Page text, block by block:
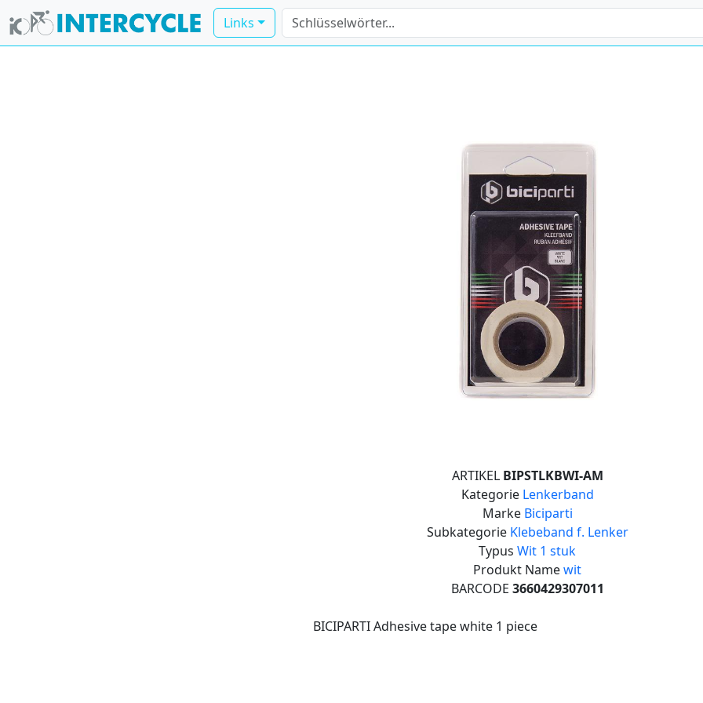
Links
ARTIKEL BIPSTLKBWI-AM
Kategorie Lenkerband
Marke Biciparti
Subkategorie Klebeband f. Lenker
Typus Wit 1 stuk
Produkt Namewit
BARCODE 3660429307011
BICIPARTI Adhesive tape white 1 piece